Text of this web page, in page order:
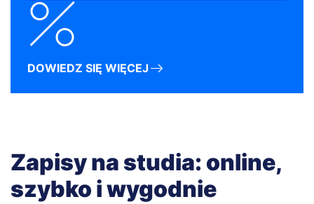
DOWIEDZ SIĘ WIĘCEJ
Zapisy na studia: online,
szybko i wygodnie